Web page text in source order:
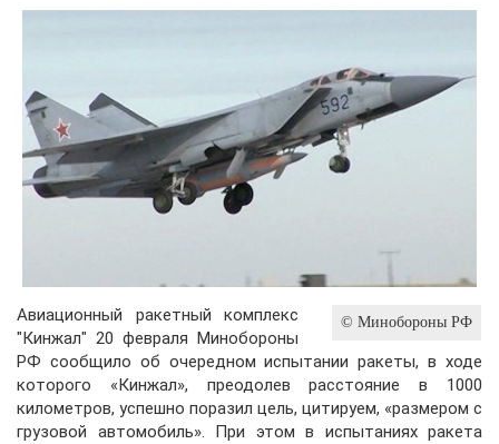
© Минобороны РФ
Авиационный ракетный комплекс
"Кинжал" 20 февраля Минобороны
РФ сообщило об очередном испытании ракеты, в ходе
которого «Кинжал», преодолев расстояние в 1000
километров, успешно поразил цель, цитируем, «размером с
грузовой автомобиль». При этом в испытаниях ракета